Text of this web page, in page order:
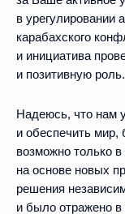
в урегулировании
карабахского
и инициатива
и позитивную роль.
Надеюсь, что нам
и обеспечить мир,
возможно только
на основе новых
решения
и было отражено в